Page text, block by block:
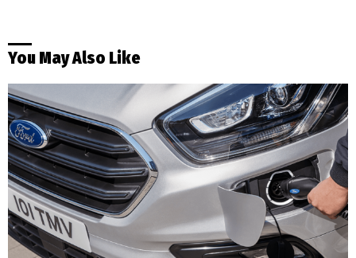
You May Also Like